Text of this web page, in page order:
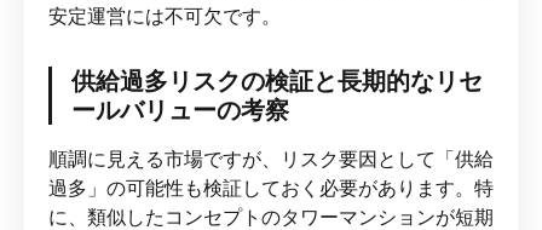
安定運営には不可欠です。
供給過多リスクの検証と長期的なリセ
ールバリューの考察
順調に見える市場ですが、リスク要因として「供給
過多」の可能性も検証しておく必要があります。特
に、類似したコンセプトのタワーマンションが短期